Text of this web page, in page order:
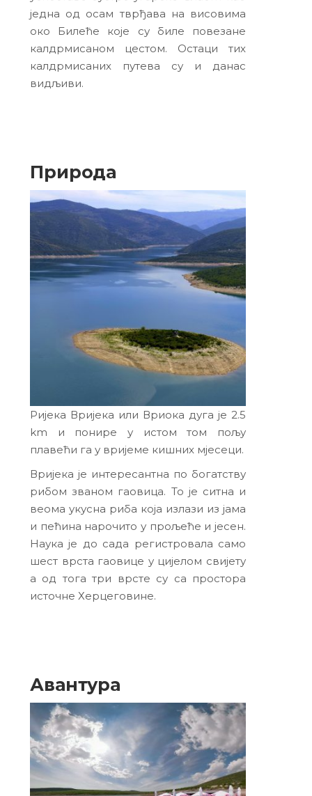
једна од осам тврђава на висовима
око Билеће које су биле повезане
калдрмисаном цестом. Остаци тих
калдрмисаних путева су и данас
видљиви.
Природа
Ријека Вријека или Вриока дуга је 2.5
km и понире у истом том пољу
плавећи га у вријеме кишних мјесеци.
Вријека је интересантна по богатству
рибом званом гаовица. То је ситна и
веома укусна риба која излази из јама
и пећина нарочито у прољеће и јесен.
Наука је до сада регистровала само
шест врста гаовице у цијелом свијету
а од тога три врсте су са простора
источне Херцеговине.
Авантура